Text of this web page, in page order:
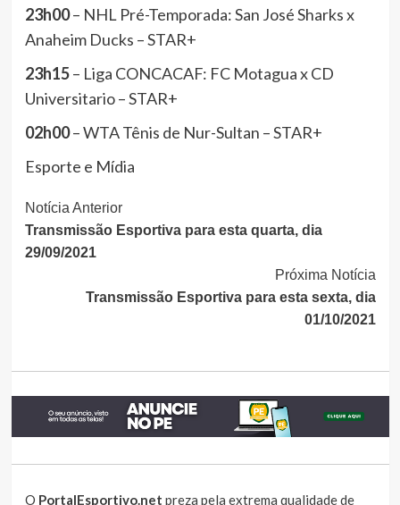
23h00– NHL Pré-Temporada: San José Sharks x
Anaheim Ducks – STAR+
23h15– Liga CONCACAF: FC Motagua x CD
Universitario – STAR+
02h00– WTA Tênis de Nur-Sultan – STAR+
Esporte e Mídia
Continue
Lendo
Notícia Anterior
Transmissão Esportiva para esta quarta, dia
29/09/2021
Próxima Notícia
Transmissão Esportiva para esta sexta, dia
01/10/2021
O PortalEsportivo.net preza pela extrema qualidade de